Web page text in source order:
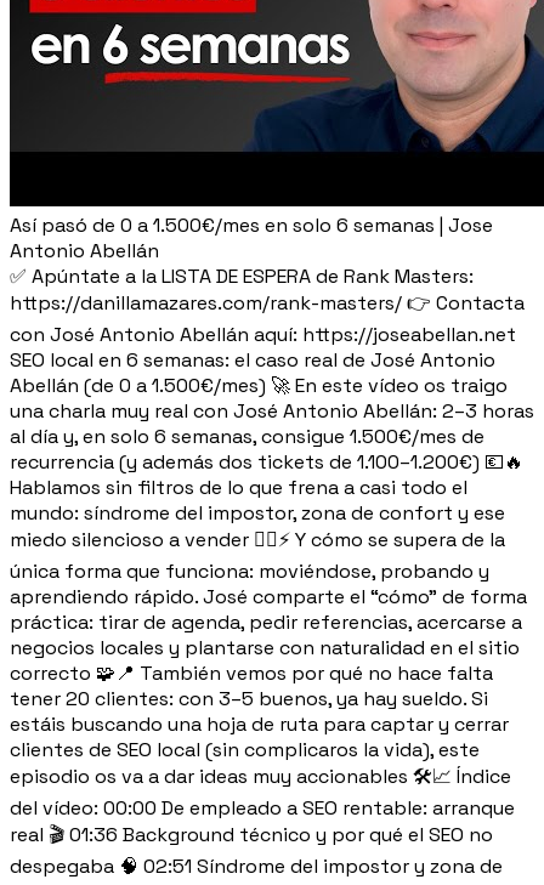
Así pasó de 0 a 1.500€/mes en solo 6 semanas | Jose
Antonio Abellán
✅​ Apúntate a la LISTA DE ESPERA de Rank Masters:
https://danillamazares.com/rank-masters/ 👉 Contacta
con José Antonio Abellán aquí: https://joseabellan.net
SEO local en 6 semanas: el caso real de José Antonio
Abellán (de 0 a 1.500€/mes) 🚀 En este vídeo os traigo
una charla muy real con José Antonio Abellán: 2–3 horas
al día y, en solo 6 semanas, consigue 1.500€/mes de
recurrencia (y además dos tickets de 1.100–1.200€) 💶🔥
Hablamos sin filtros de lo que frena a casi todo el
mundo: síndrome del impostor, zona de confort y ese
miedo silencioso a vender 😮‍💨⚡ Y cómo se supera de la
única forma que funciona: moviéndose, probando y
aprendiendo rápido. José comparte el “cómo” de forma
práctica: tirar de agenda, pedir referencias, acercarse a
negocios locales y plantarse con naturalidad en el sitio
correcto 🧩📍 También vemos por qué no hace falta
tener 20 clientes: con 3–5 buenos, ya hay sueldo. Si
estáis buscando una hoja de ruta para captar y cerrar
clientes de SEO local (sin complicaros la vida), este
episodio os va a dar ideas muy accionables 🛠️📈 Índice
del vídeo: 00:00 De empleado a SEO rentable: arranque
real 🎬 01:36 Background técnico y por qué el SEO no
despegaba 🧠 02:51 Síndrome del impostor y zona de